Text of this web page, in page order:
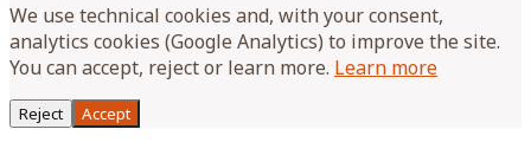
We use technical cookies and, with your consent,
analytics cookies (Google Analytics) to improve the site.
You can accept, reject or learn more. Learn more
Reject Accept